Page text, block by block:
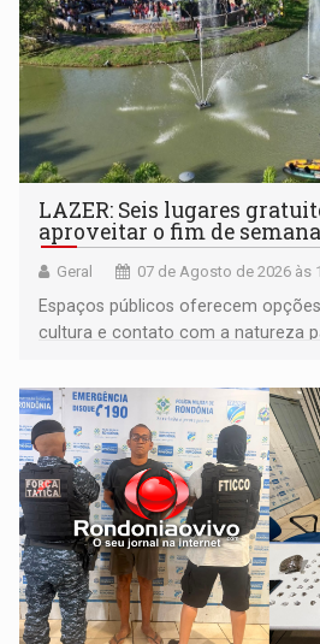
LAZER: Seis lugares
aproveitar o fim de
Geral 07 de Agosto de 2026 às
Espaços públicos oferecem
cultura e contato com a natureza